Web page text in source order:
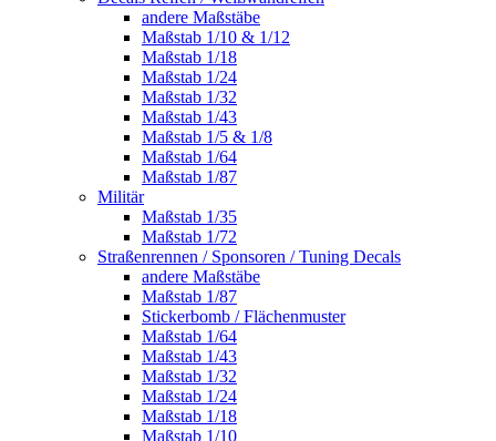
andere Maßstäbe
Maßstab 1/10 & 1/12
Maßstab 1/18
Maßstab 1/24
Maßstab 1/32
Maßstab 1/43
Maßstab 1/5 & 1/8
Maßstab 1/64
Maßstab 1/87
Militär
Maßstab 1/35
Maßstab 1/72
Straßenrennen / Sponsoren / Tuning Decals
andere Maßstäbe
Maßstab 1/87
Stickerbomb / Flächenmuster
Maßstab 1/64
Maßstab 1/43
Maßstab 1/32
Maßstab 1/24
Maßstab 1/18
Maßstab 1/10